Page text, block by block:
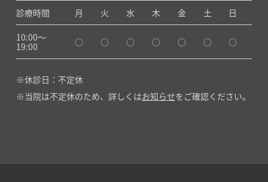
診療時間 月 火 水 木 金 土 日
10:00〜
19:00
○ ○ ○ ○ ○ ○ ○
休診日：不定休
当院は不定休のため、詳しくはお知らせをご確認ください。